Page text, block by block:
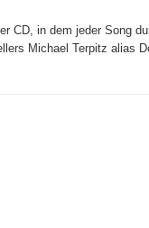
CD, in dem jeder Song
Michael Terpitz alias